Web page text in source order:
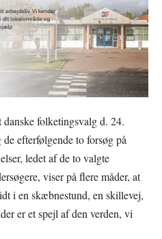
danske folketingsvalg d. 24.
de efterfølgende to forsøg på
ledet af de to valgte
viser på flere måder, at
i en skæbnestund, en skillevej,
er et spejl af den verden, vi